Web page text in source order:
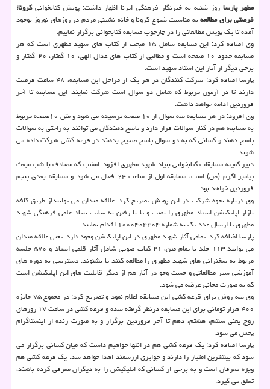
مطهر پارسا روز شنبه به خبرنگار فرهنگی ایرنا اظهار داشت: پویش كتابخوانیكرونا؛
فرصتی برای مطالعهبه مناسبت شیوع كرونا و خانه نشینی مردم در روزهای نوروز بوجود
آمده تا یك پویش مطالعاتی را در چارچوب مسابقه كتابخوانی برگزار نماییم.
وی اضافه كرد: این مسابقه شامل ۱۵ مبحث از كتاب های شهید مطهری است كه هر
مسابقه حدود ۱۰ صفحه است و مطالبی از كتاب های عدال الهی، ۱۰ گفتار، ۲۰ گفتار و
برخی دیگر از آثار این استاد شهید است.
پارسا اضافه كرد: شركت كنندگان در هر یك از مراحل این مسابقه، ۴۸ ساعت فرصت
دارند تا در آزمون مربوط كه شامل دو سوال است شركت نمایند. این مسابقه تا آخر
فروردین ادامه خواهد داشت.
وی افزود: در هر مسابقه سه سوال از ۱۰ صفحه پرسیده می شود و متن ۱۰صفحه مربوط
به مسابقه هم در كنار سوالات قرار دارد و پاسخ دهندگان می توانند به راحتی به سوالات
پاسخ دهند و كسانی كه به دو سوال پاسخ صحیح بدهند در قرعه كشی شركت داده می
شوند.
دبیر كمیته مسابقات كتابخوانی بنیاد شهید مطهری افزود: امشب كه مصادف با شب مبعث
پیامبر اكرم (ص) است، مسابقه اول از ساعت ۲۴ فعال می شود و مسابقه بعدی پنجم
فروردین خواهد بود.
وی درباره نحوه شركت در این پویش تصریح كرد: علاقه مندان می تواننداز طریق كافه
بازار اپلیكیشن استاد مطهری را نصب و یا با رفتن به سایت بنیاد علمی فرهنگی شهید
مطهری یا ارسال عدد یك به شماره ۱۰۰۰۴۰۴۴۰۴ اقدام نمایند.
پارسا اضافه كرد: تمامی آثار شهید مطهری در این اپلیكیشن وجود دارد. یعنی علاقه مندان
می توانند ۱۱۳ جلد با تمام متن، ۲۱ كتاب صوتی شامل آثار قلمی استاد و ۵۷۰ جلسه
مربوط به سخنرانی های شهید مطهری را مطالعه كنند یا بشنوند. دسترسی به دوره های
آموزشی سیر مطالعاتی و جست وجو در آثار هم از دیگر قابلیت های این اپلیكیشن است
كه به صورت مجانی عرضه می شود.
وی سه روش برای قرعه كشی این مسابقه اعلام نمود و تصریح كرد: در مجموع ۷۵ جایزه
۴۰۰ هزار تومانی برای این مسابقه درنظر گرفته شده و قرعه كشی در ساعت ۱۷ روزهای
زوج یعنی ششم، هشتم، دهم تا آخر فروردین برگزار و به صورت زنده از اینستاگرام
پخش می شود.
پارسا اضافه كرد: یك قرعه كشی هم در انتها خواهیم داشت كه میان كسانی برگزار می
شود كه بیشترین امتیاز را دارند و جوایزی ارزشمند اهدا خواهد شد. یك قرعه كشی هم
ویژه معرفان است و به برخی از كسانی كه اپلیكیشن را به دیگران معرفی كرده باشند،
تعلق می گیرد.